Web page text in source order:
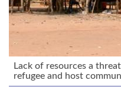
Lack of resources a
refugee and host